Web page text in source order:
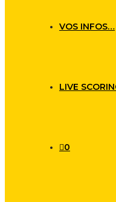
VOS INFOS…
LIVE
0